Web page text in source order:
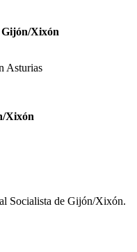
Xixón
Asturias
Xixón
Socialista de Gijón/Xixón.